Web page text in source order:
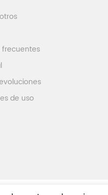
frecuentes
de uso